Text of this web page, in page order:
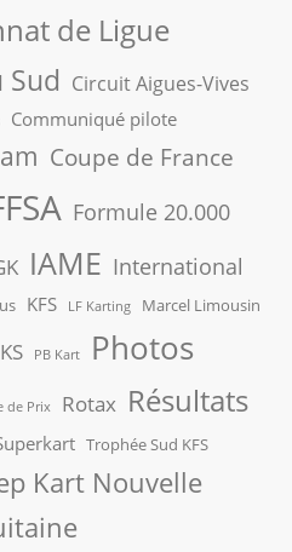
de Ligue
Circuit Aigues-Vives
Communiqué pilote
Coupe de France
Formule 20.000
IAME International
KFS LF Karting Marcel Limousin
PB Kart Photos
de Prix Rotax Résultats
Trophée Sud KFS
Kart Nouvelle